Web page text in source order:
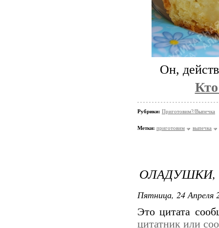
Он,
Рубрики: Приготовим?/Выпечка
Метки: приготовим выпечка
ОЛАДУШКИ,
Пятница, 24 Апреля
Это цитата
цитатник или